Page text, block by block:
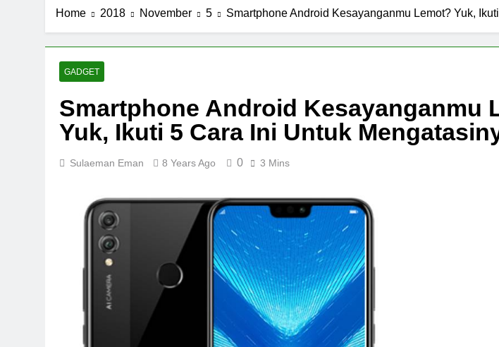
Home 2018 November 5 Smartphone Android Kesayanganmu Lemot? Yuk,
GADGET
Smartphone Android Kesayanganmu
Yuk, Ikuti 5 Cara Ini Untuk
Sulaeman Eman 8 Years Ago 0 3 Mins